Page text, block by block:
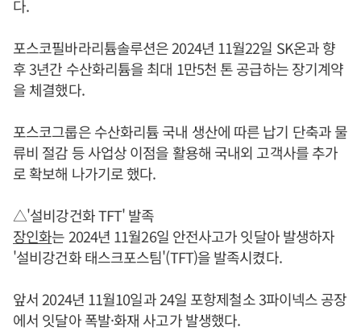
다.
포스코필바라리튬솔루션은 2024년 11월22일 SK온과 향
후 3년간 수산화리튬을 최대 1만5천 톤 공급하는 장기계약
을 체결했다.
포스코그룹은 수산화리튬 국내 생산에 따른 납기 단축과 물
류비 절감 등 사업상 이점을 활용해 국내외 고객사를 추가
로 확보해 나가기로 했다.
△'설비강건화 TFT' 발족
장인화는 2024년 11월26일 안전사고가 잇달아 발생하자
'설비강건화 태스크포스팀'(TFT)을 발족시켰다.
앞서 2024년 11월10일과 24일 포항제철소 3파이넥스 공장
에서 잇달아 폭발·화재 사고가 발생했다.